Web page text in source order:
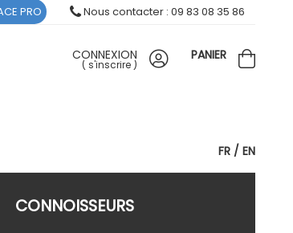
FR EN
CONNEXION
( s'inscrire )
PANIER
CONNOISSEURS
PRO Nous contacter : 09 83 08 35 86